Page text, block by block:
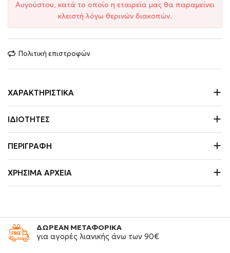
Αυγούστου, κατά το οποίο η εταιρεία μας θα παραμείνει
κλειστή λόγω θερινών διακοπών.
Πολιτική επιστροφών
ΧΑΡΑΚΤΗΡΙΣΤΙΚΆ
ΙΔΙΌΤΗΤΕΣ
ΠΕΡΙΓΡΑΦΉ
ΧΡΉΣΙΜΑ ΑΡΧΕΊΑ
ΔΩΡΕΑΝ ΜΕΤΑΦΟΡΙΚΑ
για αγορές λιανικής άνω των 90€